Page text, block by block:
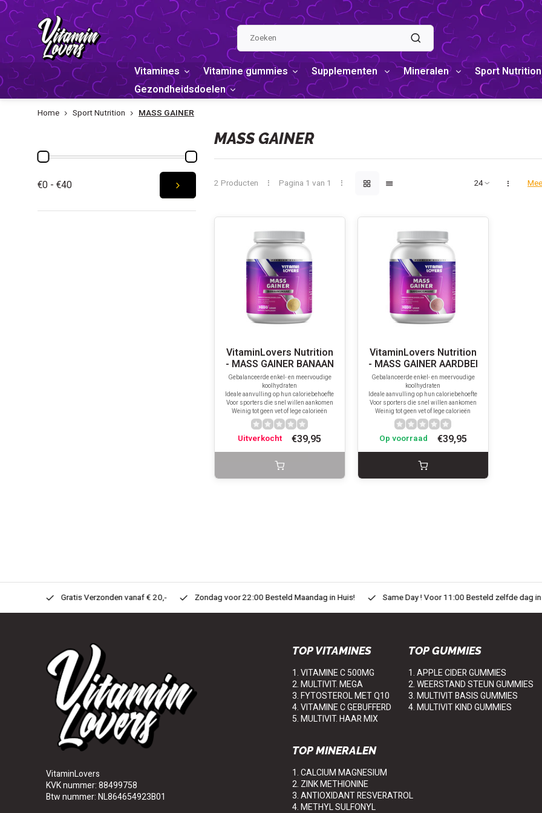
Vitamines Vitamine gummies Supplementen Mineralen
Sport Nutrition
Gezondheidsdoelen
Home Sport Nutrition MASS GAINER
€0 - €40
MASS GAINER
2 Producten Pagina 1 van 1
VitaminLovers Nutrition
- MASS GAINER BANAAN
Gebalanceerde enkel- en meervoudige
koolhydraten
Ideale aanvulling op hun caloriebehoefte
Voor sporters die snel willen aankomen
Weinig tot geen vet of lege calorieën
€39,95
Uitverkocht
VitaminLovers Nutrition
- MASS GAINER AARDBEI
Gebalanceerde enkel- en meervoudige
koolhydraten
Ideale aanvulling op hun caloriebehoefte
Voor sporters die snel willen aankomen
Weinig tot geen vet of lege calorieën
€39,95
Op voorraad
Gratis Verzonden vanaf € 20,- Zondag voor 22:00 Besteld Maandag in Huis! Same Day ! Voor 11:00 Besteld zelfde dag in
VitaminLovers
KVK nummer: 88499758
Btw nummer: NL864654923B01
TOP VITAMINES
1. VITAMINE C 500MG
2. MULTIVIT. MEGA
3. FYTOSTEROL MET Q10
4. VITAMINE C GEBUFFERD
5. MULTIVIT. HAAR MIX
TOP GUMMIES
1. APPLE CIDER GUMMIES
2. WEERSTAND STEUN GUMMIES
3. MULTIVIT BASIS GUMMIES
4. MULTIVIT KIND GUMMIES
TOP MINERALEN
1. CALCIUM MAGNESIUM
2. ZINK METHIONINE
3. ANTIOXIDANT RESVERATROL
4. METHYL SULFONYL